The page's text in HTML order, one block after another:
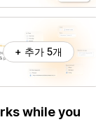
+ 추가 5개
while you